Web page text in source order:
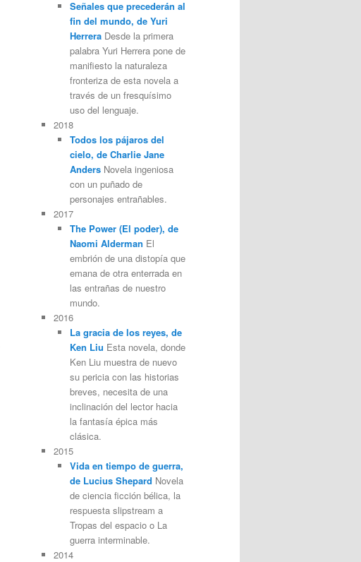
Señales que precederán al
fin del mundo, de Yuri
HerreraDesde la primera
palabra Yuri Herrera pone de
manifiesto la naturaleza
fronteriza de esta novela a
través de un fresquísimo
uso del lenguaje.
2018
Todos los pájaros del
cielo, de Charlie Jane
AndersNovela ingeniosa
con un puñado de
personajes entrañables.
2017
The Power (El poder), de
Naomi Alderman El
embrión de una distopía que
emana de otra enterrada en
las entrañas de nuestro
mundo.
2016
La gracia de los reyes, de
Ken Liu Esta novela, donde
Ken Liu muestra de nuevo
su pericia con las historias
breves, necesita de una
inclinación del lector hacia
la fantasía épica más
clásica.
2015
Vida en tiempo de guerra,
de Lucius Shepard Novela
de ciencia ficción bélica, la
respuesta slipstream a
Tropas del espacio o La
guerra interminable.
2014